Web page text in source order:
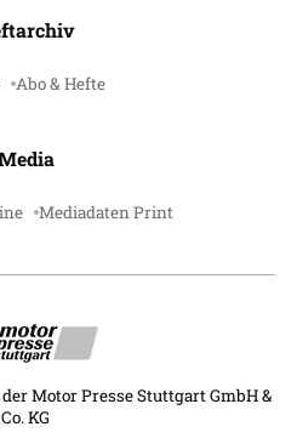
Abo & Hefte
Mediadaten Print
Motor Presse Stuttgart GmbH &
Co. KG